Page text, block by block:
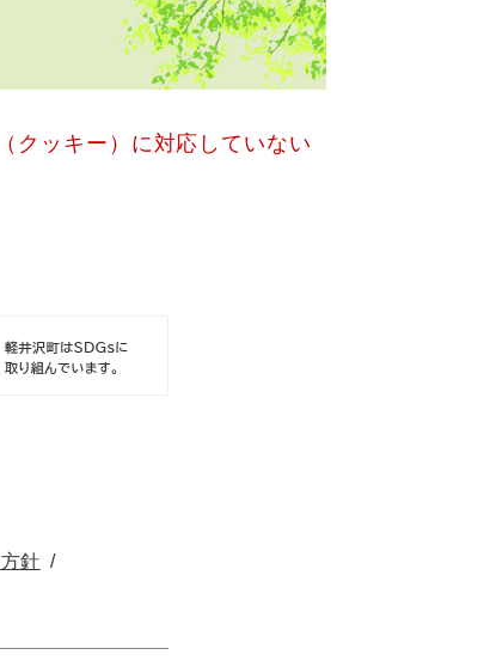
クッキー）に対応していない
針